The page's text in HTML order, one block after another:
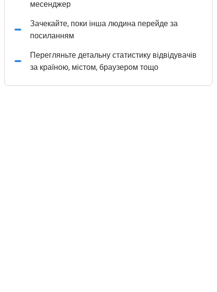
месенджер
Зачекайте, поки інша людина перейде за
посиланням
Перегляньте детальну статистику відвідувачів
за країною, містом, браузером тощо